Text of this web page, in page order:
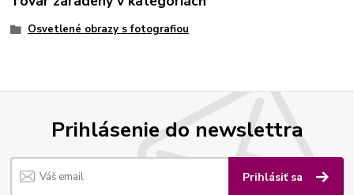
Osvetlené obrazy s fotografiou
Prihlásenie do newslettra
Prihlásiť sa